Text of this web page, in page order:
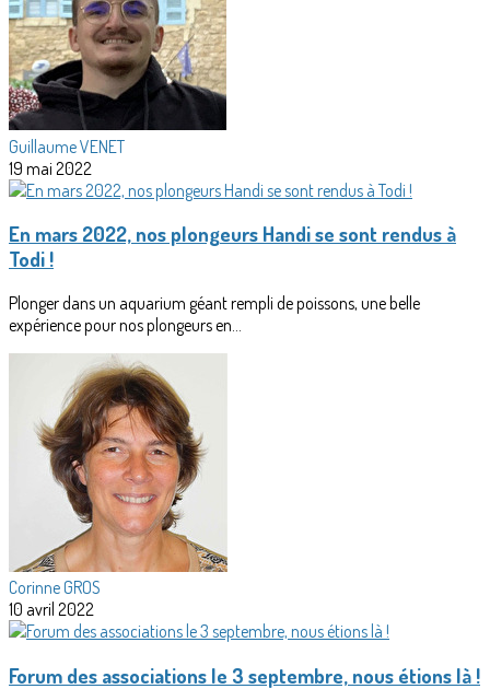
Guillaume VENET
19 mai 2022
En mars 2022, nos plongeurs Handi se sont rendus à
Todi !
Plonger dans un aquarium géant rempli de poissons, une belle
expérience pour nos plongeurs en...
Corinne GROS
10 avril 2022
Forum des associations le 3 septembre, nous étions là !